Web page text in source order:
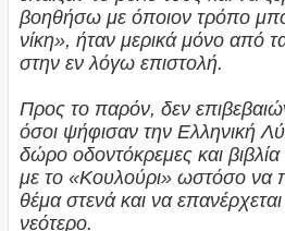
βοηθήσω με όποιον τρόπο
νίκη», ήταν μερικά μόνο από
στην εν λόγω επιστολή.
Προς το παρόν, δεν
όσοι ψήφισαν την Ελληνική
δώρο οδοντόκρεμες και
με το «Κουλούρι» ωστόσο να
θέμα στενά και να επανέρχεται
νεότερο.